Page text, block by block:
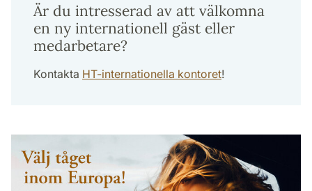
Är du intresserad av att välkomna
en ny internationell gäst eller
medarbetare?
Kontakta HT-internationella kontoret!